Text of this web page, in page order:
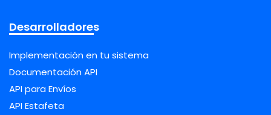
Desarrolladores
Implementación en tu sistema
Documentación API
API para Envíos
API Estafeta